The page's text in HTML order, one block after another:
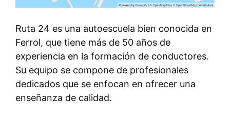
Ruta 24 es una autoescuela bien conocida en
Ferrol, que tiene más de 50 años de
experiencia en la formación de conductores.
Su equipo se compone de profesionales
dedicados que se enfocan en ofrecer una
enseñanza de calidad.